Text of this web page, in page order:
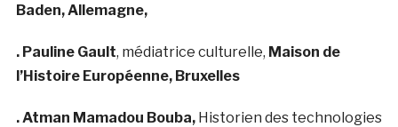
Baden, Allemagne,
. Pauline Gault, médiatrice culturelle, Maison de
l’Histoire Européenne, Bruxelles
. Atman Mamadou Bouba, Historien des technologies